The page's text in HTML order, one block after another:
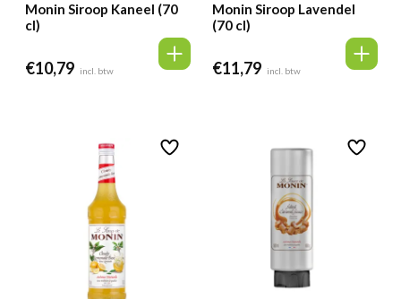
Monin Siroop Kaneel (70
cl)
€10,79 incl. btw
Monin Siroop Lavendel
(70 cl)
€11,79 incl. btw